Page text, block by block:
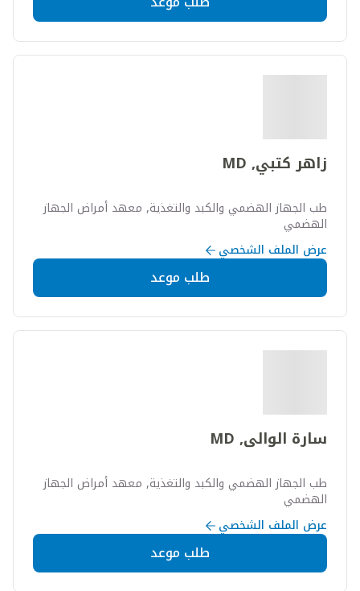
زاهر كتبي, MD
طب الجهاز الهضمي والكبد والتغذية, معهد أمراض الجهاز
الهضمي
عرض الملف الشخصي
طلب موعد
سارة الوالى, MD
طب الجهاز الهضمي والكبد والتغذية, معهد أمراض الجهاز
الهضمي
عرض الملف الشخصي
طلب موعد